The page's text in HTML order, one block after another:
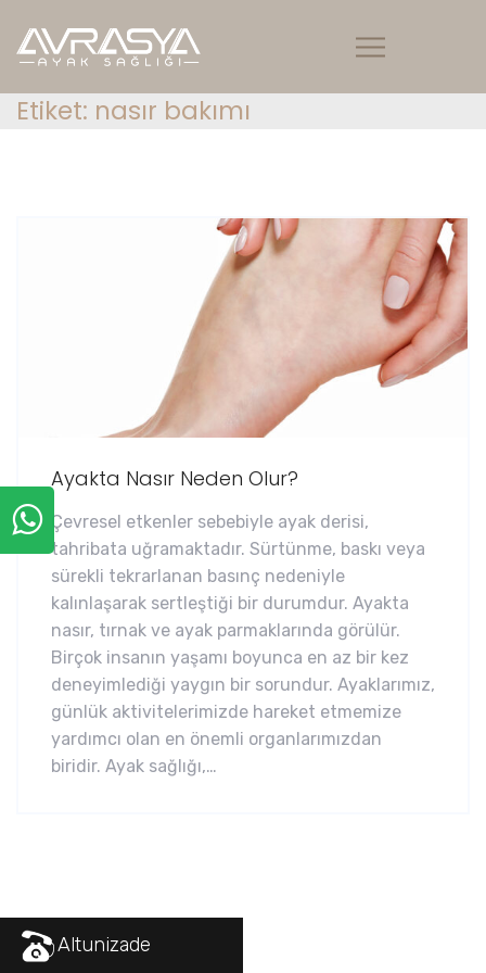
Etiket: nasır bakımı
Ayakta Nasır Neden Olur?
Çevresel etkenler sebebiyle ayak derisi,
tahribata uğramaktadır. Sürtünme, baskı veya
sürekli tekrarlanan basınç nedeniyle
kalınlaşarak sertleştiği bir durumdur. Ayakta
nasır, tırnak ve ayak parmaklarında görülür.
Birçok insanın yaşamı boyunca en az bir kez
deneyimlediği yaygın bir sorundur. Ayaklarımız,
günlük aktivitelerimizde hareket etmemize
yardımcı olan en önemli organlarımızdan
biridir. Ayak sağlığı,…
Altunizade